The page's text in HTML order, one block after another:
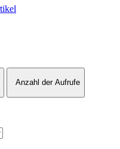
Anzahl der Aufrufe